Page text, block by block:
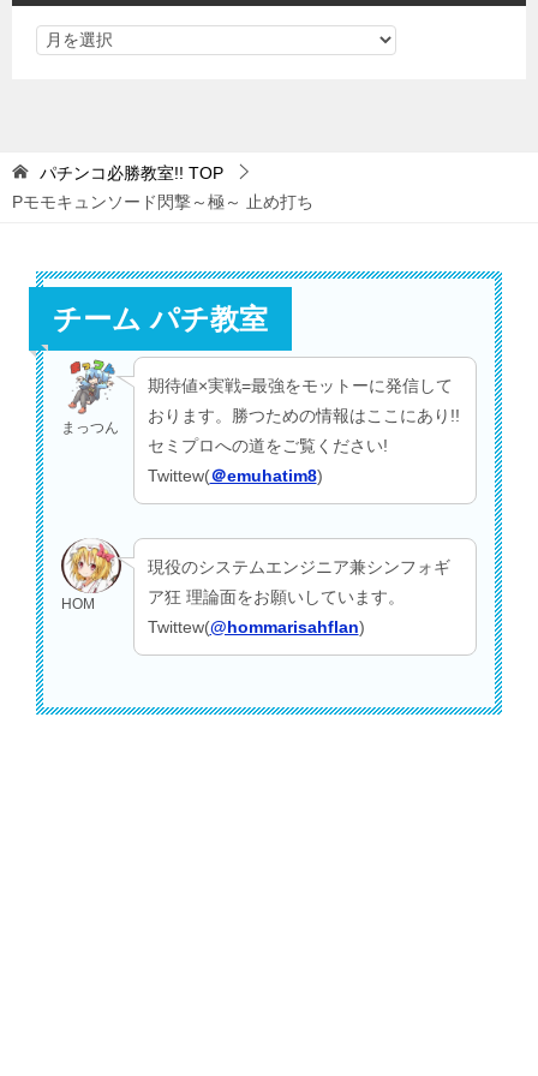
パチンコ必勝教室!! TOP
Pモモキュンソード閃撃～極～ 止め打ち
チーム パチ教室
まっつん
期待値×実戦=最強をモットーに発信して
おります。勝つための情報はここにあり!!
セミプロへの道をご覧ください!
Twittew(＠emuhatim8)
HOM
現役のシステムエンジニア兼シンフォギ
ア狂 理論面をお願いしています。
Twittew(@hommarisahflan)